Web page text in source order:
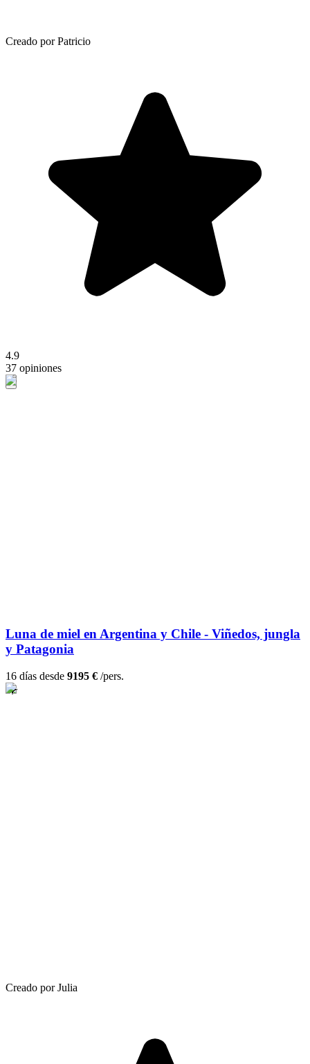
Creado por Patricio
4.9
37 opiniones
Luna de miel en Argentina y Chile - Viñedos, jungla
y Patagonia
16 días desde 9195 € /pers.
Creado por Julia